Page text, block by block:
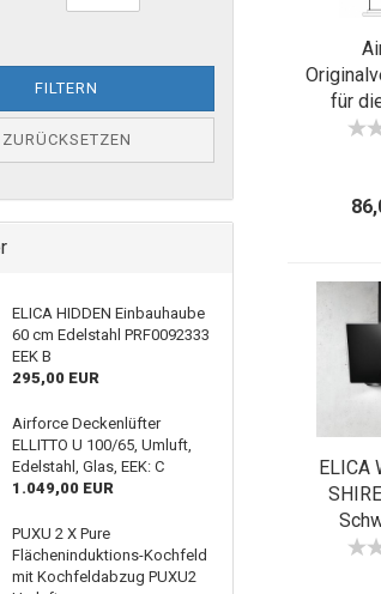
für
ELICA
FILTERN
ZURÜCKSETZEN
ELICA HIDDEN Einbauhaube
60 cm Edelstahl PRF0092333
EEK B
295,00 EUR
Airforce Deckenlüfter
ELLITTO U 100/65, Umluft,
Edelstahl, Glas, EEK: C
1.049,00 EUR
PUXU 2 X Pure
Flächeninduktions-Kochfeld
mit Kochfeldabzug PUXU2